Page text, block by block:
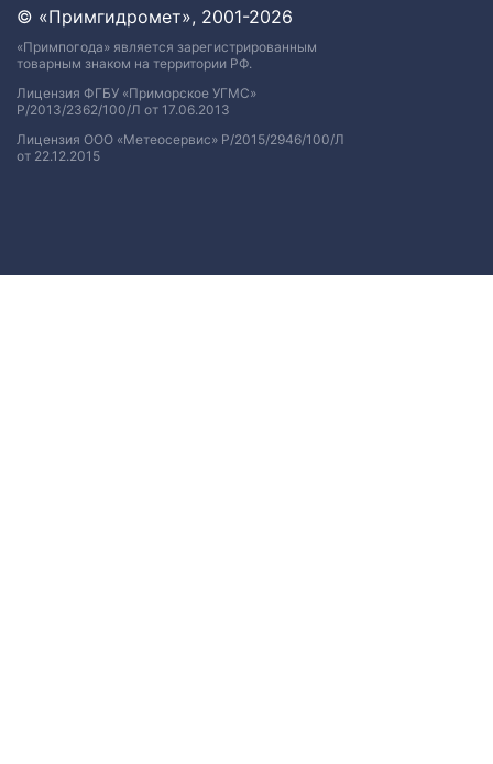
© «Примгидромет», 2001-2026
«Примпогода» является зарегистрированным
товарным знаком на территории РФ.
Лицензия ФГБУ «Приморское УГМС»
Р/2013/2362/100/Л от 17.06.2013
Лицензия ООО «Метеосервис» Р/2015/2946/100/Л
от 22.12.2015